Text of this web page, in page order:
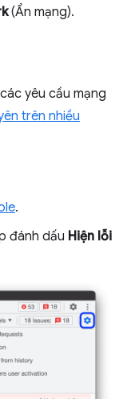
(Ẩn mạng).
yêu cầu mạng
trên nhiều
.
đánh dấu Hiện lỗi